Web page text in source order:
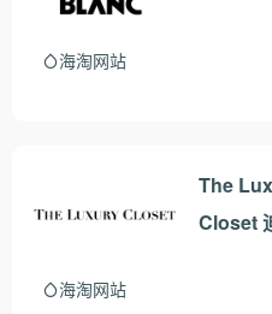
海淘网站
The
Closet
海淘网站